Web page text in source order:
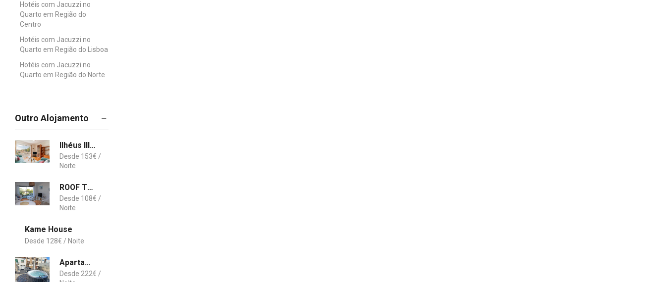
Hotéis com Jacuzzi no
Quarto em Região do
Centro
Hotéis com Jacuzzi no
Quarto em Região do Lisboa
Hotéis com Jacuzzi no
Quarto em Região do Norte
Outro Alojamento
Ilhéus III by An Island Apart
153€
ROOF TOP SEA VIEW ALVOR
108€
Kame House
128€
Apartamento Enjoy Oporto Flats
222€